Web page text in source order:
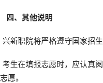
  四、其他说明
兴新职院将严格遵守国家招
志愿。